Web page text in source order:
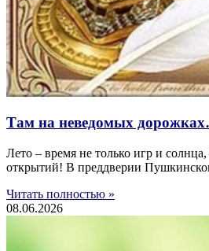
Там на неведомых
Лето – время не только игр и
открытий! В преддверии
Читать полностью »
08.06.2026